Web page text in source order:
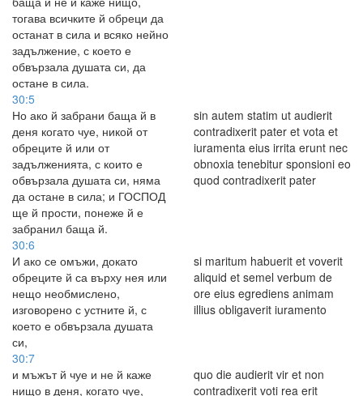
тогава всичките й обреци да
останат в сила и всяко нейно
задължение, с което е
обвързала душата си, да
остане в сила.
30:5
Но ако й забрани баща й в
деня когато чуе, никой от
обреците й или от
задълженията, с които е
обвързала душата си, няма
да остане в сила; и ГОСПОД
ще й прости, понеже й е
забранил баща й.
sin autem statim ut audierit
contradixerit pater et vota et
iuramenta eius irrita erunt nec
obnoxia tenebitur sponsioni eo
quod contradixerit pater
30:6
И ако се омъжи, докато
обреците й са върху нея или
нещо необмислено,
изговорено с устните й, с
което е обвързала душата
си,
si maritum habuerit et voverit
aliquid et semel verbum de
ore eius egrediens animam
illius obligaverit iuramento
30:7
и мъжът й чуе и не й каже
нищо в деня, когато чуе,
quo die audierit vir et non
contradixerit voti rea erit